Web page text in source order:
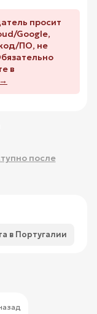
просит
Google,
ПО, не
в
после
в Португалии